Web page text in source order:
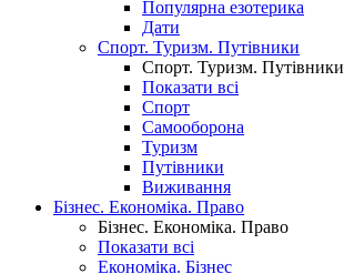
Популярна езотерика
Дати
Спорт. Туризм. Путівники
Спорт. Туризм. Путівники
Показати всі
Спорт
Самооборона
Туризм
Путівники
Виживання
Бізнес. Економіка. Право
Бізнес. Економіка. Право
Показати всі
Економіка. Бізнес